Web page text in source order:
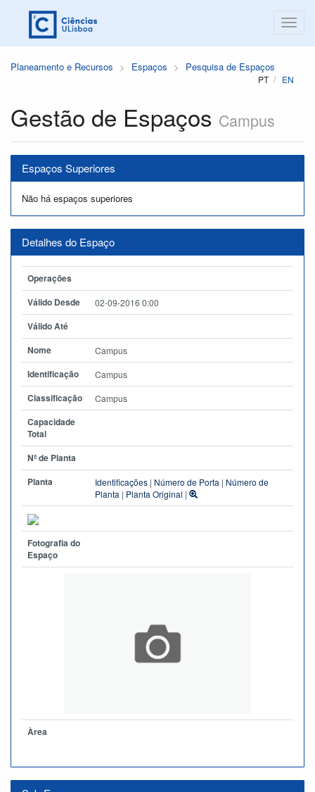
Planeamento e Recursos Espaços Pesquisa de Espaços
PT EN
Gestão de Espaços Campus
Espaços Superiores
Não há espaços superiores
Detalhes do Espaço
Operações
Válido Desde
02-09-2016 0:00
Válido Até
Nome
Campus
Identificação Campus
Classificação Campus
Capacidade
Total
Nº de Planta
Planta
Identificações | Número de Porta | Número de
Planta | Planta Original |
Fotografia do
Espaço
Àrea